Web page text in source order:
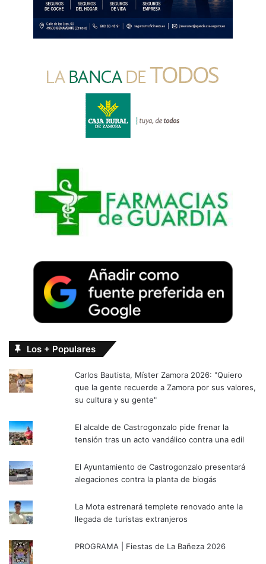
Los + Populares
Carlos Bautista, Míster Zamora 2026: "Quiero
que la gente recuerde a Zamora por sus valores,
su cultura y su gente"
El alcalde de Castrogonzalo pide frenar la
tensión tras un acto vandálico contra una edil
El Ayuntamiento de Castrogonzalo presentará
alegaciones contra la planta de biogás
La Mota estrenará templete renovado ante la
llegada de turistas extranjeros
PROGRAMA | Fiestas de La Bañeza 2026